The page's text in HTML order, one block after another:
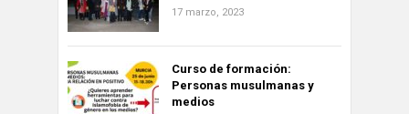
17 marzo, 2023
Curso de formación:
Personas musulmanas y
medios